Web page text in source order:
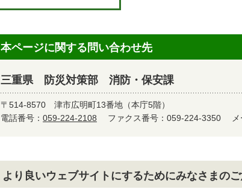
本ページに関する問い合わせ先
三重県 防災対策部 消防・保安課
〒514-8570 津市広明町13番地（本庁5階）
電話番号： 059-224-2108 ファクス番号：059-224-3350
より良いウェブサイトにするためにみなさまの